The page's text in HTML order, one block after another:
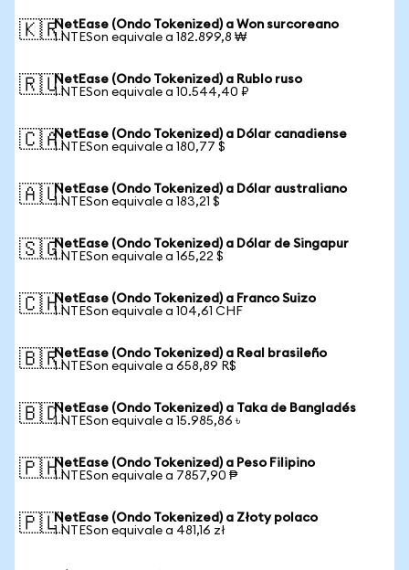
🇰🇷NetEase (Ondo Tokenized) a Won surcoreano
1 NTESon equivale a 182.899,8 ₩
🇷🇺NetEase (Ondo Tokenized) a Rublo ruso
1 NTESon equivale a 10.544,40 ₽
🇨🇦NetEase (Ondo Tokenized) a Dólar canadiense
1 NTESon equivale a 180,77 $
🇦🇺NetEase (Ondo Tokenized) a Dólar australiano
1 NTESon equivale a 183,21 $
🇸🇬NetEase (Ondo Tokenized) a Dólar de Singapur
1 NTESon equivale a 165,22 $
🇨🇭NetEase (Ondo Tokenized) a Franco Suizo
1 NTESon equivale a 104,61 CHF
🇧🇷NetEase (Ondo Tokenized) a Real brasileño
1 NTESon equivale a 658,89 R$
🇧🇩NetEase (Ondo Tokenized) a Taka de Bangladés
1 NTESon equivale a 15.985,86 ৳
🇵🇭NetEase (Ondo Tokenized) a Peso Filipino
1 NTESon equivale a 7857,90 ₱
🇵🇱NetEase (Ondo Tokenized) a Złoty polaco
1 NTESon equivale a 481,16 zł